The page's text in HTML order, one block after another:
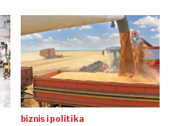
biznis i politika